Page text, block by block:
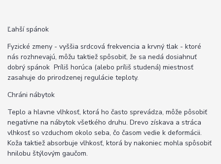
Ľahší spánok
Fyzické zmeny - vyššia srdcová frekvencia a krvný tlak - ktoré
nás rozhnevajú, môžu taktiež spôsobiť, že sa nedá dosiahnuť
dobrý spánok Príliš horúca (alebo príliš studená) miestnosť
zasahuje do prirodzenej regulácie teploty.
Chráni nábytok
Teplo a hlavne vlhkosť, ktorá ho často sprevádza, môže pôsobiť
negatívne na nábytok všetkého druhu. Drevo získava a stráca
vlhkosť so vzduchom okolo seba, čo časom vedie k deformácii.
Koža taktiež absorbuje vlhkosť, ktorá by nakoniec mohla spôsobiť
hnilobu štýlovým gaučom.